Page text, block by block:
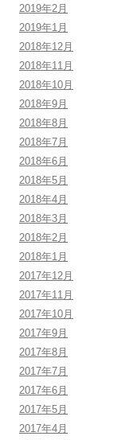
2019年2月
2019年1月
2018年12月
2018年11月
2018年10月
2018年9月
2018年8月
2018年7月
2018年6月
2018年5月
2018年4月
2018年3月
2018年2月
2018年1月
2017年12月
2017年11月
2017年10月
2017年9月
2017年8月
2017年7月
2017年6月
2017年5月
2017年4月